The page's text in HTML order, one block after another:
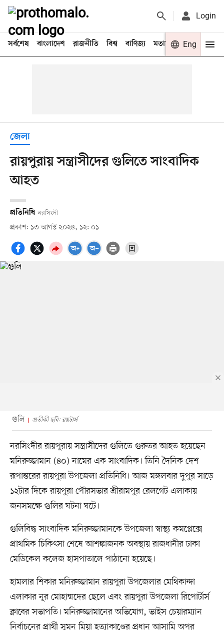
Login
সর্বশেষ বাংলাদেশ রাজনীতি বিশ্ব বাণিজ্য মতামত খেলা
Eng
জেলা
রায়পুরায় সন্ত্রাসীদের গুলিতে সাংবাদিক
আহত
প্রতিনিধি নরসিংদী
প্রকাশ: ১৩ আগস্ট ২০২৪, ১২: ০১
গুলি প্রতীকী ছবি: রয়টার্স
নরসিংদীর রায়পুরায় সন্ত্রাসীদের গুলিতে গুরুতর আহত হয়েছেন
মনিরুজ্জামান (৪০) নামের এক সাংবাদিক। তিনি দৈনিক দেশ
রূপান্তরের রায়পুরা উপজেলা প্রতিনিধি। আজ মঙ্গলবার দুপুর সাড়ে
১২টার দিকে রায়পুরা পৌরসভার শ্রীরামপুর রেলগেট এলাকায়
জনসমক্ষে গুলির ঘটনা ঘটে।
গুলিবিদ্ধ সাংবাদিক মনিরুজ্জামানকে উপজেলা স্বাস্থ্য কমপ্লেক্সে
প্রাথমিক চিকিৎসা শেষে আশঙ্কাজনক অবস্থায় রাজধানীর ঢাকা
মেডিকেল কলেজ হাসপাতালে পাঠানো হয়েছে।
হামলার শিকার মনিরুজ্জামান রায়পুরা উপজেলার মেথিকান্দা
এলাকার নূর মোহাম্মদের ছেলে এবং রায়পুরা উপজেলা রিপোর্টার্স
ক্লাবের সভাপতি। মনিরুজ্জামানের অভিযোগ, ভাইস চেয়ারম্যান
নির্বাচনের প্রার্থী সুমন মিয়া হত্যাকাণ্ডের প্রধান আসামি অপর